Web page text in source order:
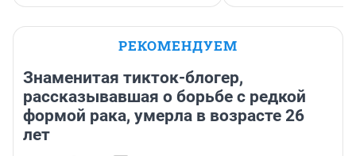
РЕКОМЕНДУЕМ
Знаменитая тикток-блогер,
рассказывавшая о борьбе с редкой
формой рака, умерла в возрасте 26
лет